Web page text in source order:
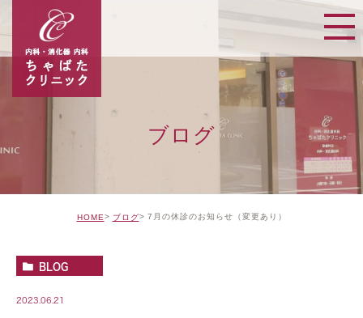
ブログ
HOME ブログ 7月の休診のお知らせ（変更あり）
BLOG
2023.06.21